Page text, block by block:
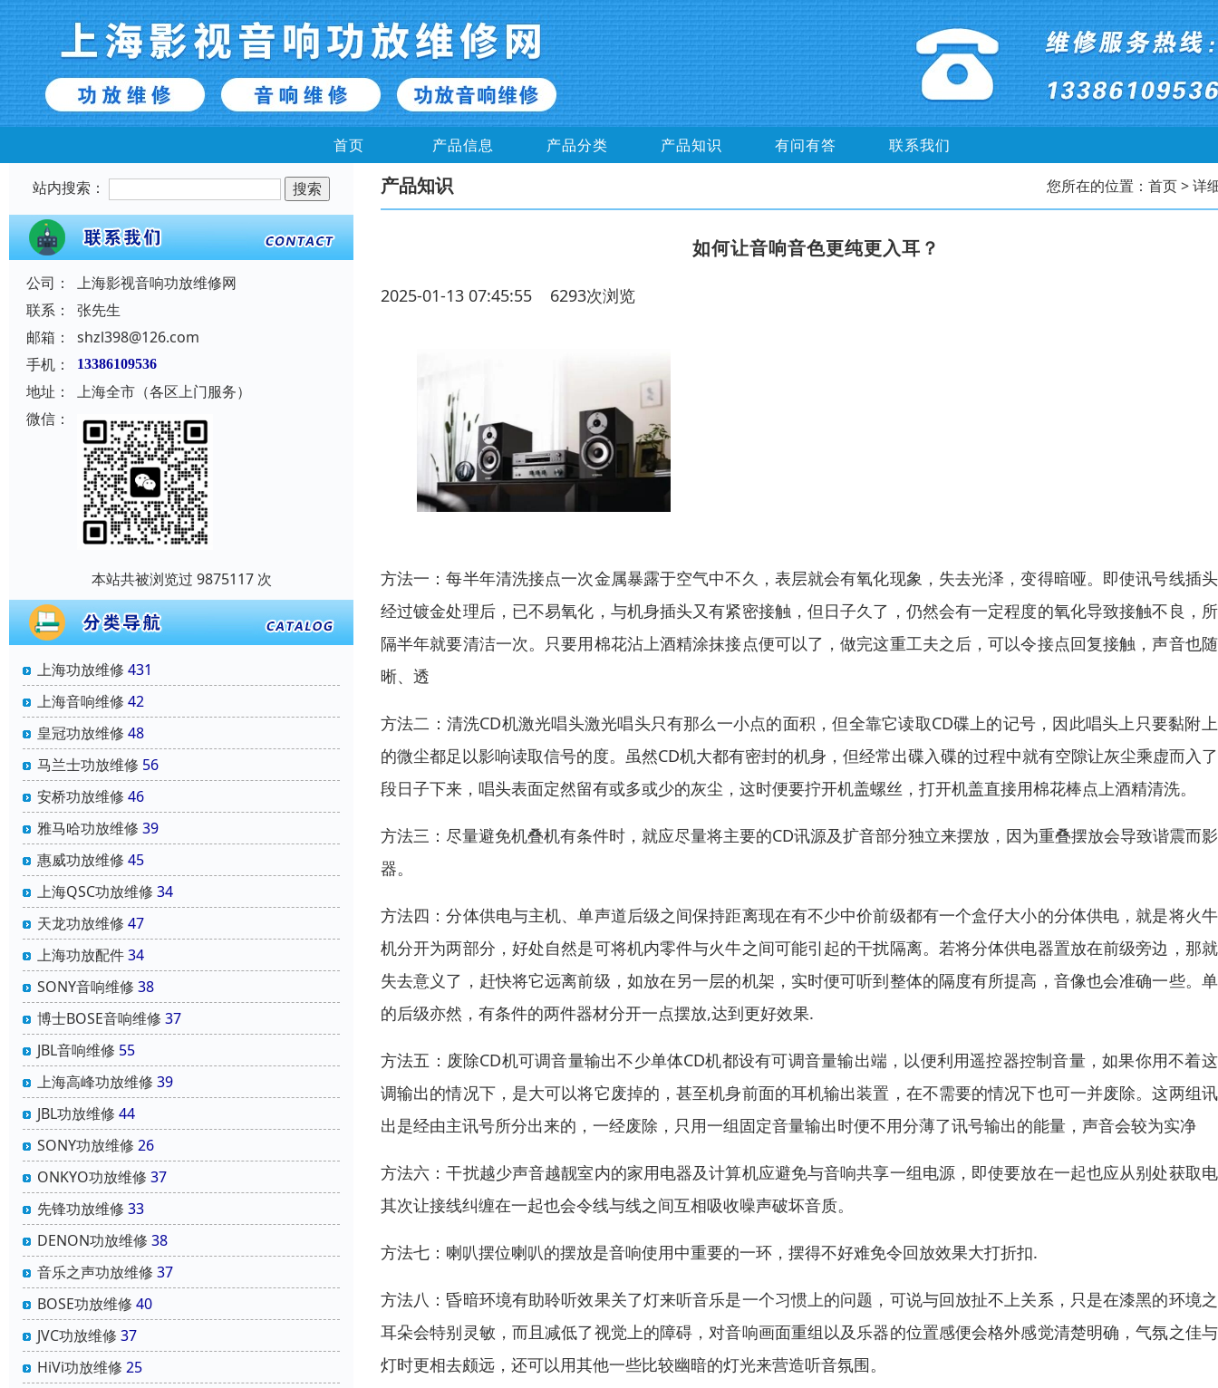
首页 产品信息 产品分类 产品知识 有问有答 联系我们
站内搜索：
公司：
上海影视音响功放维修网
联系：
张先生
邮箱：
shzl398@126.com
手机：
13386109536
地址：
上海全市（各区上门服务）
微信：
本站共被浏览过 9875117 次
上海功放维修 431
上海音响维修 42
皇冠功放维修 48
马兰士功放维修 56
安桥功放维修 46
雅马哈功放维修 39
惠威功放维修 45
上海QSC功放维修 34
天龙功放维修 47
上海功放配件34
SONY音响维修 38
博士BOSE音响维修 37
JBL音响维修 55
上海高峰功放维修 39
JBL功放维修 44
SONY功放维修 26
ONKYO功放维修 37
先锋功放维修 33
DENON功放维修 38
音乐之声功放维修 37
BOSE功放维修 40
JVC功放维修 37
HiVi功放维修 25
产品知识 您所在的位置： 首页> 详
如何让音响音色更纯更入耳？
2025-01-13 07:45:55 6293次浏览
方法一：每半年清洗接点一次金属暴露于空气中不久，表层就会有氧化现象，失去光泽，变得暗哑。即使讯号线插
经过镀金处理后，已不易氧化，与机身插头又有紧密接触，但日子久了，仍然会有一定程度的氧化导致接触不良，
隔半年就要清洁一次。只要用棉花沾上酒精涂抹接点便可以了，做完这重工夫之后，可以令接点回复接触，声音也
晰、透
方法二：清洗CD机激光唱头激光唱头只有那么一小点的面积，但全靠它读取CD碟上的记号，因此唱头上只要黏附
的微尘都足以影响读取信号的度。虽然CD机大都有密封的机身，但经常出碟入碟的过程中就有空隙让灰尘乘虚而入
段日子下来，唱头表面定然留有或多或少的灰尘，这时便要拧开机盖螺丝，打开机盖直接用棉花棒点上酒精清洗。
方法三：尽量避免机叠机有条件时，就应尽量将主要的CD讯源及扩音部分独立来摆放，因为重叠摆放会导致谐震而
器。
方法四：分体供电与主机、单声道后级之间保持距离现在有不少中价前级都有一个盒仔大小的分体供电，就是将火
机分开为两部分，好处自然是可将机内零件与火牛之间可能引起的干扰隔离。若将分体供电器置放在前级旁边，那
失去意义了，赶快将它远离前级，如放在另一层的机架，实时便可听到整体的隔度有所提高，音像也会准确一些。
的后级亦然，有条件的两件器材分开一点摆放,达到更好效果.
方法五：废除CD机可调音量输出不少单体CD机都设有可调音量输出端，以便利用遥控器控制音量，如果你用不着
调输出的情况下，是大可以将它废掉的，甚至机身前面的耳机输出装置，在不需要的情况下也可一并废除。这两组
出是经由主讯号所分出来的，一经废除，只用一组固定音量输出时便不用分薄了讯号输出的能量，声音会较为实净
方法六：干扰越少声音越靓室内的家用电器及计算机应避免与音响共享一组电源，即使要放在一起也应从别处获取
其次让接线纠缠在一起也会令线与线之间互相吸收噪声破坏音质。
方法七：喇叭摆位喇叭的摆放是音响使用中重要的一环，摆得不好难免令回放效果大打折扣.
方法八：昏暗环境有助聆听效果关了灯来听音乐是一个习惯上的问题，可说与回放扯不上关系，只是在漆黑的环境
耳朵会特别灵敏，而且减低了视觉上的障碍，对音响画面重组以及乐器的位置感便会格外感觉清楚明确，气氛之佳
灯时更相去颇远，还可以用其他一些比较幽暗的灯光来营造听音氛围。